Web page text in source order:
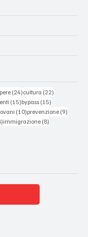
(24)24 post
cultura (22)
post(15)15 post
bypass (15)
post (10)10 post
prevenzione (9)
8 post
immigrazione (8)